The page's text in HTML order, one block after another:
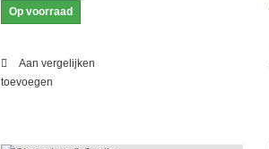
Op voorraad
Aan vergelijken
toevoegen